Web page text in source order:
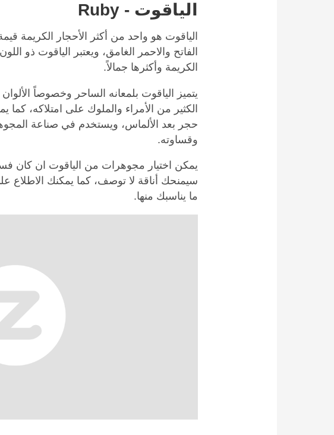
الياقوت - Ruby
الياقوت هو واحد من أكثر الأحجار الكريمة
الفاتح والاحمر الغامق، ويعتبر الياقوت ذو
الكريمة وأكثرها جمالاً.
يتميز الياقوت بلمعانه الساحر وخصوصاً
الكثير من الأمراء والملوك على امتلاكه، كما
حجر بعد الألماس، ويستخدم في صناعة
وقساوته.
يمكن اختيار مجوهرات من الياقوت ان كان
سيمنحك أناقة لا توصف، كما يمكنك الاطلاع
ما يناسبك منها.